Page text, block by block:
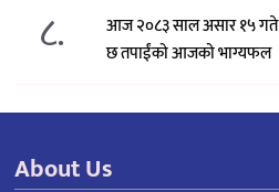
८.
आज २०८३ साल असार १५ गते
छ तपाईंको आजको भाग्यफल
About Us